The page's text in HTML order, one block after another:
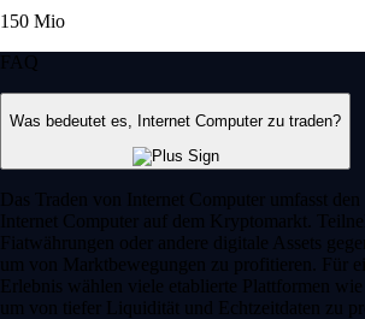
150 Mio
FAQ
Was bedeutet es, Internet Computer zu traden?
Das Traden von Internet Computer umfasst
Internet Computer auf dem Kryptomarkt.
Fiatwährungen oder andere digitale Assets
um von Marktbewegungen zu profitieren. Für
Erlebnis wählen viele etablierte Plattformen
um von tiefer Liquidität und Echtzeitdaten zu